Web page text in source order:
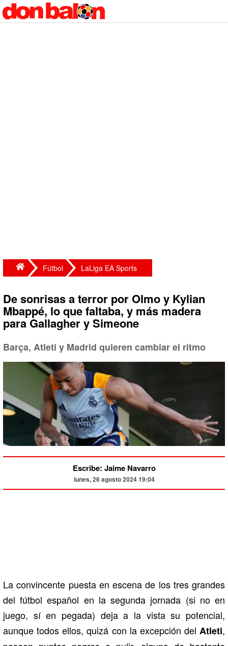
Fútbol LaLiga EA Sports
De sonrisas a terror por Olmo y Kylian
Mbappé, lo que faltaba, y más madera
para Gallagher y Simeone
Barça, Atleti y Madrid quieren cambiar el ritmo
Escribe: Jaime Navarro
lunes, 26 agosto 2024 19:04
La convincente puesta en escena de los tres grandes
del fútbol español en la segunda jornada (si no en
juego, sí en pegada) deja a la vista su potencial,
aunque todos ellos, quizá con la excepción del Atleti,